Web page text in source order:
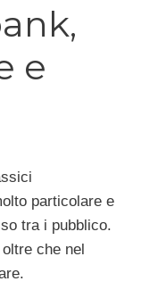
e
particolare e
tra i pubblico.
che nel